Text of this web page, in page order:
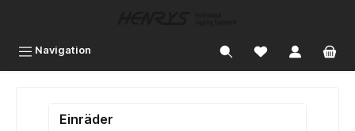
Navigation
Einräder